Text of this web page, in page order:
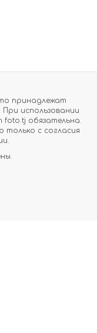
принадлежат
использовании
обязательна.
только с согласия